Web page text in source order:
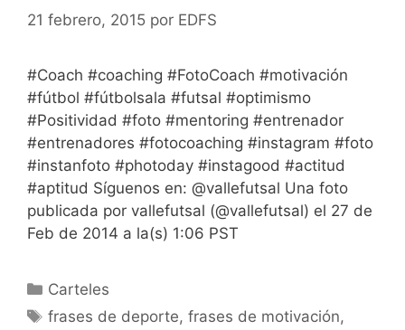
21 febrero, 2015 por EDFS
#Coach #coaching #FotoCoach #motivación
#fútbol #fútbolsala #futsal #optimismo
#Positividad #foto #mentoring #entrenador
#entrenadores #fotocoaching #instagram #foto
#instanfoto #photoday #instagood #actitud
#aptitud Síguenos en: @vallefutsal Una foto
publicada por vallefutsal (@vallefutsal) el 27 de
Feb de 2014 a la(s) 1:06 PST
Categorías
Carteles
Etiquetas
frases de deporte,frases de motivación,